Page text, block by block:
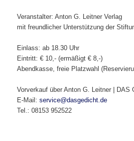
Veranstalter: Anton G. Leitner Verlag
mit freundlicher Unterstützung der
Einlass: ab 18.30 Uhr
Eintritt: € 10,- (ermäßigt € 8,-)
Abendkasse, freie Platzwahl
Vorverkauf über Anton G. Leitner | DAS
E-Mail:service@dasgedicht.de
Tel.: 08153 952522